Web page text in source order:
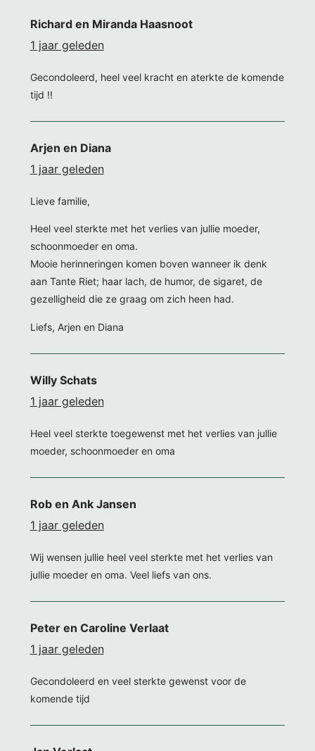
Richard en Miranda Haasnoot
1 jaar geleden
Gecondoleerd, heel veel kracht en aterkte de komende
tijd !!
Arjen en Diana
1 jaar geleden
Lieve familie,
Heel veel sterkte met het verlies van jullie moeder,
schoonmoeder en oma.
Mooie herinneringen komen boven wanneer ik denk
aan Tante Riet; haar lach, de humor, de sigaret, de
gezelligheid die ze graag om zich heen had.
Liefs, Arjen en Diana
Willy Schats
1 jaar geleden
Heel veel sterkte toegewenst met het verlies van jullie
moeder, schoonmoeder en oma
Rob en Ank Jansen
1 jaar geleden
Wij wensen jullie heel veel sterkte met het verlies van
jullie moeder en oma. Veel liefs van ons.
Peter en Caroline Verlaat
1 jaar geleden
Gecondoleerd en veel sterkte gewenst voor de
komende tijd